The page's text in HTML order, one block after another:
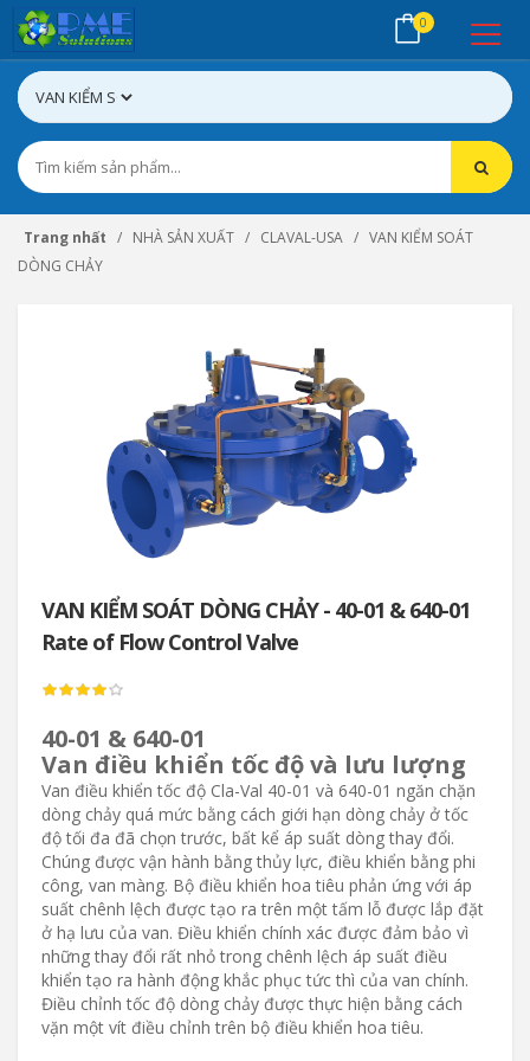
0
Trang nhất NHÀ SẢN XUẤT CLAVAL-USA
VAN KIỂM SOÁT
DÒNG CHẢY
VAN KIỂM SOÁT DÒNG CHẢY - 40-01 & 640-01
Rate of Flow Control Valve
40-01 & 640-01
Van điều khiển tốc độ và lưu lượng
Van điều khiển tốc độ Cla-Val 40-01 và 640-01 ngăn chặn
dòng chảy quá mức bằng cách giới hạn dòng chảy ở tốc
độ tối đa đã chọn trước, bất kể áp suất dòng thay đổi.
Chúng được vận hành bằng thủy lực, điều khiển bằng phi
công, van màng. Bộ điều khiển hoa tiêu phản ứng với áp
suất chênh lệch được tạo ra trên một tấm lỗ được lắp đặt
ở hạ lưu của van. Điều khiển chính xác được đảm bảo vì
những thay đổi rất nhỏ trong chênh lệch áp suất điều
khiển tạo ra hành động khắc phục tức thì của van chính.
Điều chỉnh tốc độ dòng chảy được thực hiện bằng cách
vặn một vít điều chỉnh trên bộ điều khiển hoa tiêu.